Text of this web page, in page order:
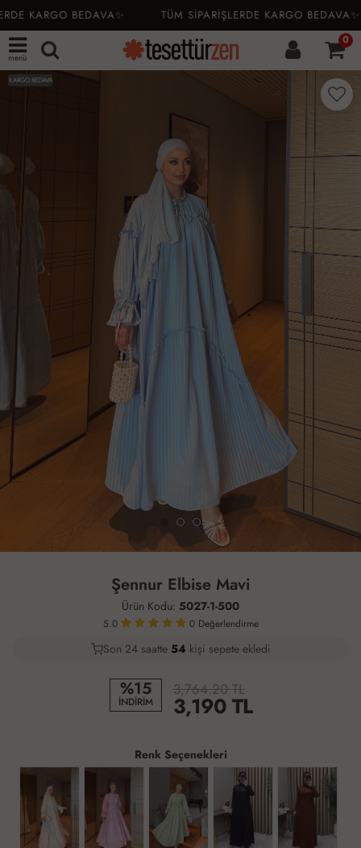
KARGO BEDAVA✨ TÜM SİPARİŞLERDE KARGO BEDAVA✨
menü
0
KARGO BEDAVA
Şennur Elbise Mavi
Ürün Kodu: 5027-1-500
5.0 0 Değerlendirme
34
Son 24 saatte 56 kişi sepete ekledi
12
%15
İNDİRİM
3,764.20 TL
3,190TL
Renk Seçenekleri